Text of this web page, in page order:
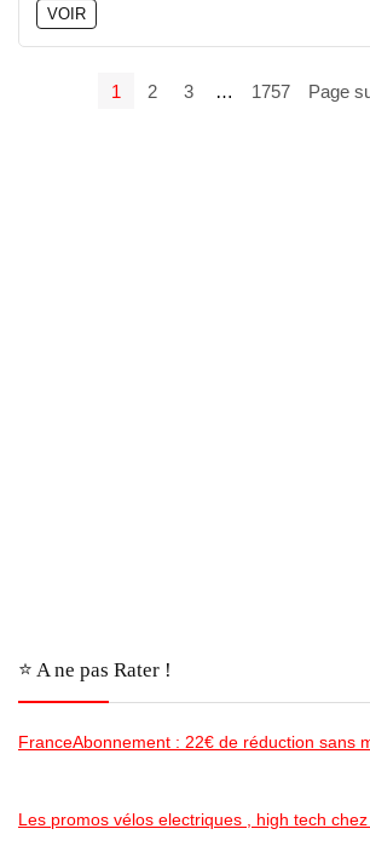
VOIR
1 2 3 … 1757 Page
⭐️ A ne pas Rater !
FranceAbonnement : 22€ de réduction sans
Les promos vélos electriques , high tech